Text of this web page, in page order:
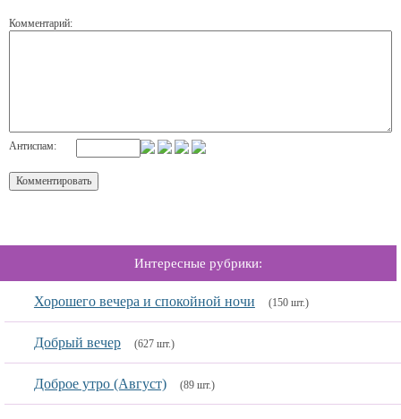
Комментарий:
Антиспам:
Интересные рубрики:
Хорошего вечера и спокойной ночи (150 шт.)
Добрый вечер (627 шт.)
Доброе утро (Август) (89 шт.)